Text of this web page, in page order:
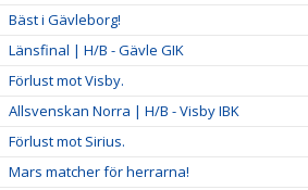
Bäst i Gävleborg!
Länsfinal | H/B - Gävle GIK
Förlust mot Visby.
Allsvenskan Norra | H/B - Visby IBK
Förlust mot Sirius.
Mars matcher för herrarna!